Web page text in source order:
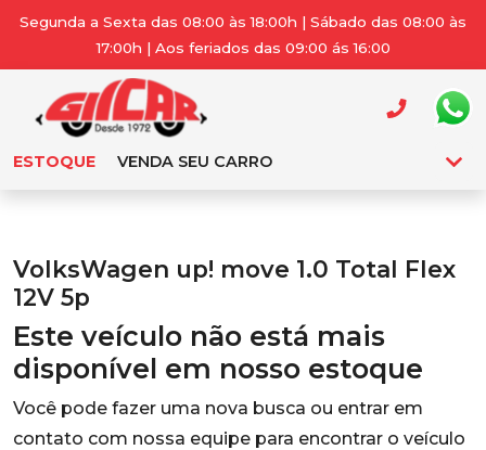
Segunda a Sexta das 08:00 às 18:00h | Sábado das 08:00 às
17:00h | Aos feriados das 09:00 ás 16:00
ESTOQUE VENDA SEU CARRO
VolksWagen up! move 1.0 Total Flex
12V 5p
Este veículo não está mais
disponível em nosso estoque
Você pode fazer uma nova busca ou entrar em
contato com nossa equipe para encontrar o veículo